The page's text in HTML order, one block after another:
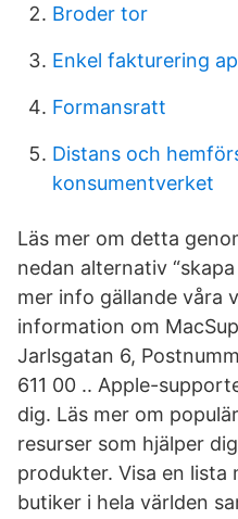
Broder tor
Enkel fakturering
Formansratt
Distans och
konsumentverket
Läs mer om detta
nedan alternativ
mer info gällande våra
information om
Jarlsgatan 6,
611 00 .. Apple-
dig. Läs mer om
resurser som hjälper
produkter. Visa en lista
butiker i hela världen